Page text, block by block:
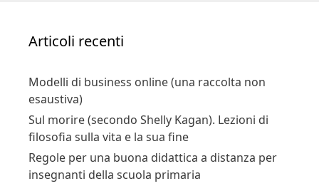
Articoli recenti
Modelli di business online (una raccolta non
esaustiva)
Sul morire (secondo Shelly Kagan). Lezioni di
filosofia sulla vita e la sua fine
Regole per una buona didattica a distanza per
insegnanti della scuola primaria